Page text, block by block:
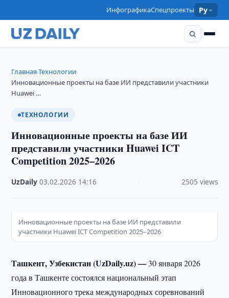
ИнфографикаСпецпроекты Ру
Главная›Технологии›
Инновационные проекты на базе ИИ представили участники
Huawei …
ТЕХНОЛОГИИ
Инновационные проекты на базе ИИ
представили участники Huawei ICT
Competition 2025–2026
UzDaily ·03.02.2026 14:16 2505 views
Инновационные проекты на базе ИИ представили
участники Huawei ICT Competition 2025–2026
Ташкент, Узбекистан (UzDaily.uz) —30 января 2026
года в Ташкенте состоялся национальный этап
Инновационного трека международных соревнований